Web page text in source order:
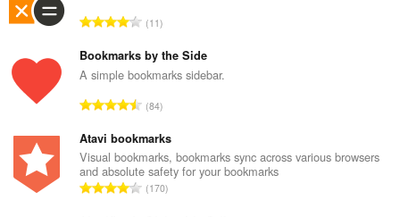
ố
ế
p
h
ạ
n
g
:
T
n
g
ố
ế
p
h
ạ
11
Bookmarks by the Side
A simple bookmarks sidebar.
T
n
g
s
ố
84
Atavi bookmarks
Visual bookmarks, bookmarks sync across various browsers
and absolute safety for your bookmarks
T170